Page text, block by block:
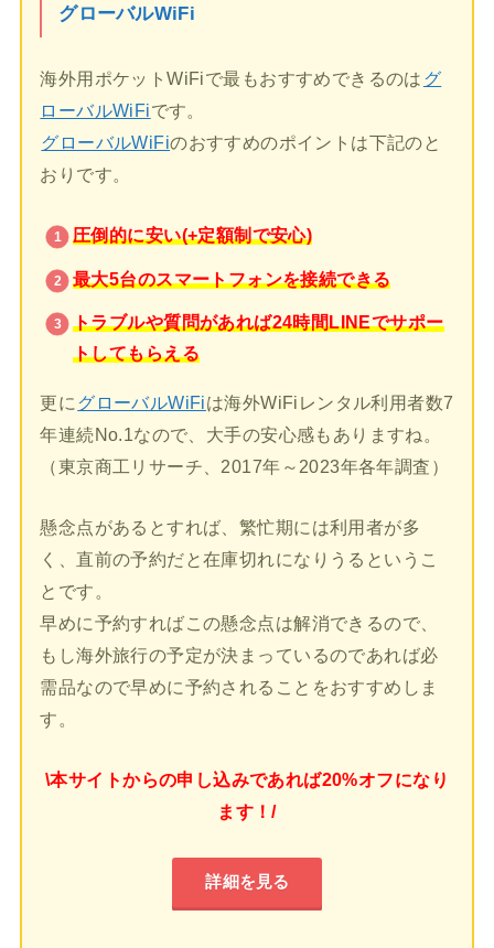
グローバルWiFi
海外用ポケットWiFiで最もおすすめできるのは グ
ローバルWiFiです。
グローバルWiFiのおすすめのポイントは下記のと
おりです。
圧倒的に安い(+定額制で安心)
最大5台のスマートフォンを接続できる
トラブルや質問があれば24時間LINEでサポー
トしてもらえる
更に グローバルWiFiは海外WiFiレンタル利用者数7
年連続No.1なので、大手の安心感もありますね。
（東京商工リサーチ、2017年～2023年各年調査）
懸念点があるとすれば、繁忙期には利用者が多
く、直前の予約だと在庫切れになりうるというこ
とです。
早めに予約すればこの懸念点は解消できるので、
もし海外旅行の予定が決まっているのであれば必
需品なので早めに予約されることをおすすめしま
す。
\本サイトからの申し込みであれば20%オフになり
ます！/
詳細を見る